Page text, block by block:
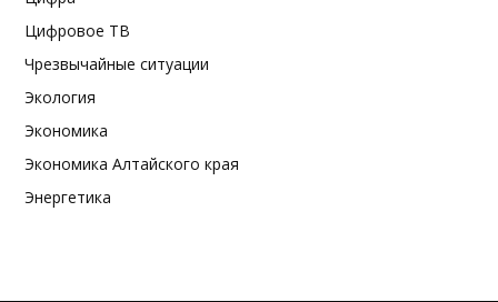
Цифровое ТВ
Чрезвычайные ситуации
Экология
Экономика
Экономика Алтайского края
Энергетика